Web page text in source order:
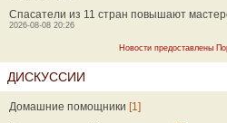
Спасатели из 11 стран повышают
2026-08-08 20:26
Новости предоставлены
ДИСКУССИИ
Домашние помощники [1]